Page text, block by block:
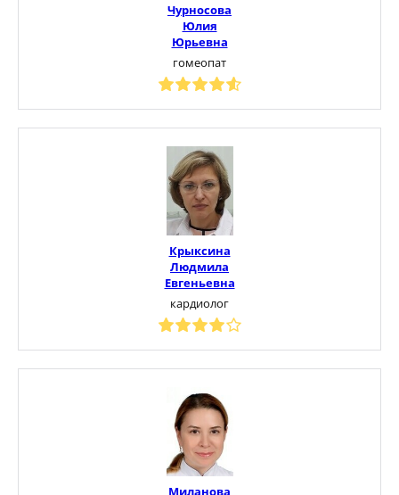
Чурносова
Юлия
Юрьевна
гомеопат
Крыксина
Людмила
Евгеньевна
кардиолог
Миланова